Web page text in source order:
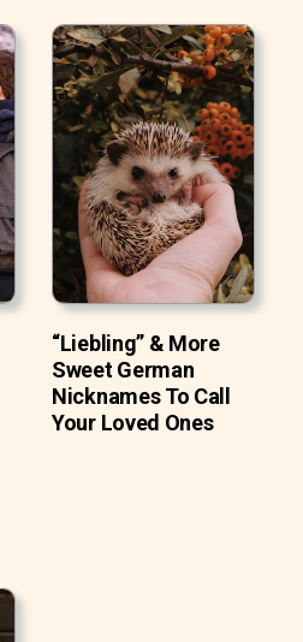
“Liebling” & More
Sweet German
Nicknames To Call
Your Loved Ones